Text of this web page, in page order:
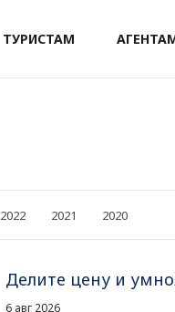
ТУРИСТАМ
2022 2021 2020
Делите цену и
6 авг 2026